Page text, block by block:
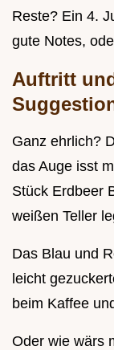
Reste? Ein 4.
gute Notes,
Auftritt
Ganz ehrlich?
das Auge isst
Stück Erdbeer
weißen Teller
Das Blau und
leicht
beim Kaffee
Oder wie wärs